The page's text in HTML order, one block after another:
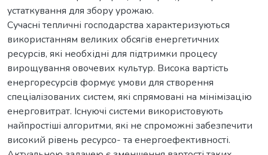
устаткування для збору урожаю.
Сучасні тепличні господарства характеризуються
використанням великих обсягів енергетичних
ресурсів, які необхідні для підтримки процесу
вирощування овочевих культур. Висока вартість
енергоресурсів формує умови для створення
спеціалізованих систем, які спрямовані на мінімізацію
енерговитрат. Існуючі системи використовують
найпростіші алгоритми, які не спроможні забезпечити
високий рівень ресурсо- та енергоефективності.